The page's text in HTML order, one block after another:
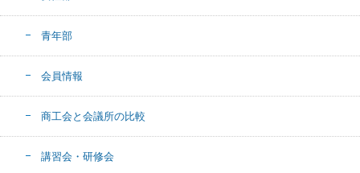
青年部
会員情報
商工会と会議所の比較
講習会・研修会